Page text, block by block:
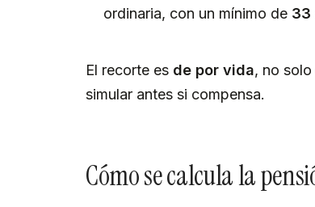
ordinaria, con un mínimo de 33
El recorte es de por vida, no
simular antes si compensa.
Cómo se calcula la